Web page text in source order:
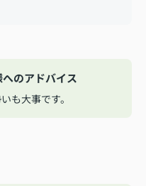
のアドバイス
も大事です。